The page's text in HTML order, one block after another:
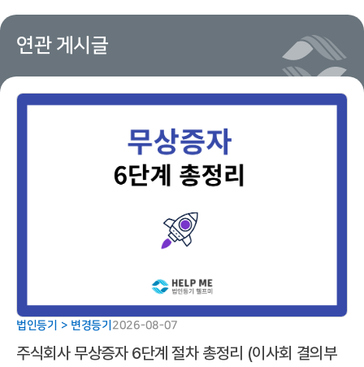
연관 게시글
법인등기 > 변경등기 2026-08-07
주식회사 무상증자 6단계 절차 총정리 (이사회 결의부